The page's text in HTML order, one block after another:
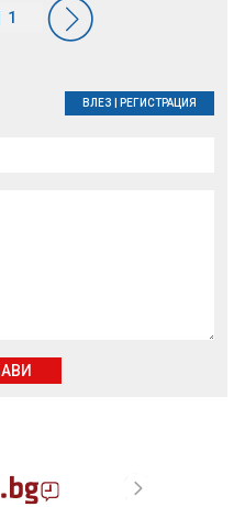
ВЛЕЗ РЕГИСТРАЦИЯ